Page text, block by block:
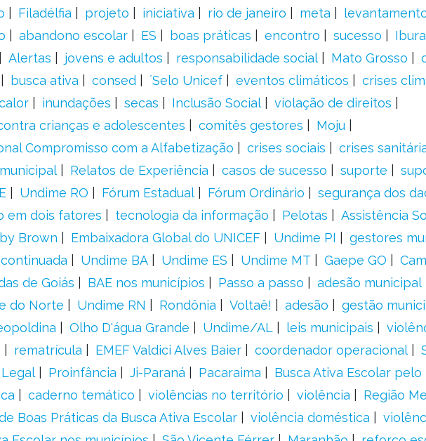
Filadélfia projeto iniciativa rio de janeiro meta
abandono escolar ES boas práticas encontro sucesso
Alertas jovens e adultos responsabilidade social Mato Grosso
busca ativa consed ´Selo Unicef eventos climáticos crises
inundações secas Inclusão Social
violação de direitos
crianças e adolescentes
comitês gestores
Moju
Compromisso com a Alfabetização
crises sociais crises
Relatos de Experiência casos de sucesso suporte
Undime RO Fórum Estadual Fórum Ordinário
segurança dos
em dois fatores
tecnologia da informação Pelotas Assistência
Brown
Embaixadora Global do UNICEF Undime PI gestores
Undime BA Undime ES Undime MT Gaepe GO
de Goiás
BAE nos municípios Passo a passo adesão municipal
do Norte
Undime RN Rondônia Voltaê! adesão gestão
Olho D'água Grande Undime/AL leis municipais
rematrícula EMEF Valdici Alves Baier coordenador operacional
Proinfância Ji-Paraná Pacaraima Busca Ativa Escolar pelo
caderno temático violências no território violência
Região
Boas Práticas da Busca Ativa Escolar
violência doméstica